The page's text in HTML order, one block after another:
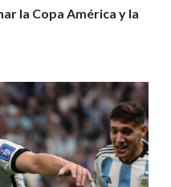
la Copa América y la